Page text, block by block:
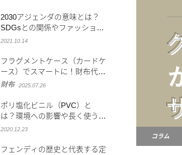
コラム
2030アジェンダの意味とは？
SDGsとの関係やファッション
業界の取り組みも解説
2021.10.14
フラグメントケース（カードケ
ース）でスマートに！財布代わ
りにもなるハイブランドアイテ
財布 2025.07.26
ポリ塩化ビニル（PVC）と
は？環境への影響や長く使うた
めのお手入れ方法を紹介
2020.12.23
フェンディの歴史と代表する定